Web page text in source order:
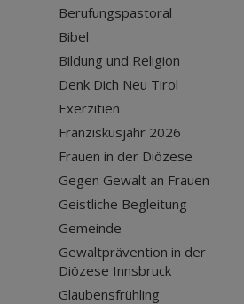
Berufungspastoral
Bibel
Bildung und Religion
Denk Dich Neu Tirol
Exerzitien
Franziskusjahr 2026
Frauen in der Diözese
Gegen Gewalt an Frauen
Geistliche Begleitung
Gemeinde
Gewaltprävention in der
Diözese Innsbruck
Glaubensfrühling